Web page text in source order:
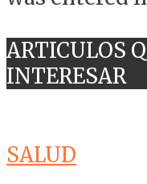
ARTICULOS
INTERESAR
SALUD